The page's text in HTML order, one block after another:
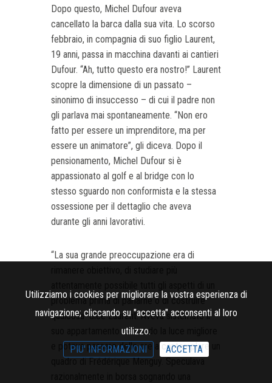
Dopo questo, Michel Dufour aveva
cancellato la barca dalla sua vita. Lo scorso
febbraio, in compagnia di suo figlio Laurent,
19 anni, passa in macchina davanti ai cantieri
Dufour. “Ah, tutto questo era nostro!” Laurent
scopre la dimensione di un passato –
sinonimo di insuccesso – di cui il padre non
gli parlava mai spontaneamente. “Non ero
fatto per essere un imprenditore, ma per
essere un animatore”, gli diceva. Dopo il
pensionamento, Michel Dufour si è
appassionato al golf e al bridge con lo
stesso sguardo non conformista e la stessa
ossessione per il dettaglio che aveva
durante gli anni lavorativi.
“La sua grande preoccupazione era di
problema prima di parlarne o di costruire
qualcosa” dice Laurent. Aveva sistemato il
suo appartamento cercando la luce migliore
e poteva passare delle ore a contemplare un
quadro di Frédérique Menguy. Speculava
Utilizziamo i cookies per migliorare la vostra esperienza di
navigazione; cliccando su "accetta" acconsenti al loro
utilizzo.
PIU' INFORMAZIONI
ACCETTA